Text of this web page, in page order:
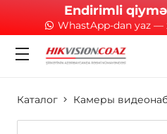
Endirimli
WhastApp-dan yaz —
Каталог Камеры